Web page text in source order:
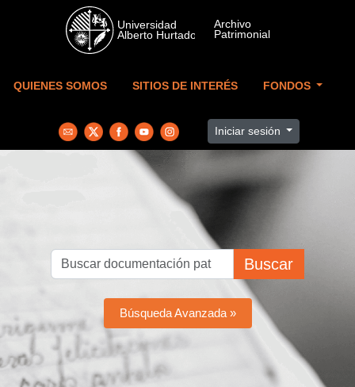
Skip to main content
QUIENES SOMOS SITIOS DE INTERÉS FONDOS
Iniciar sesión
Buscar
Búsqueda Avanzada »